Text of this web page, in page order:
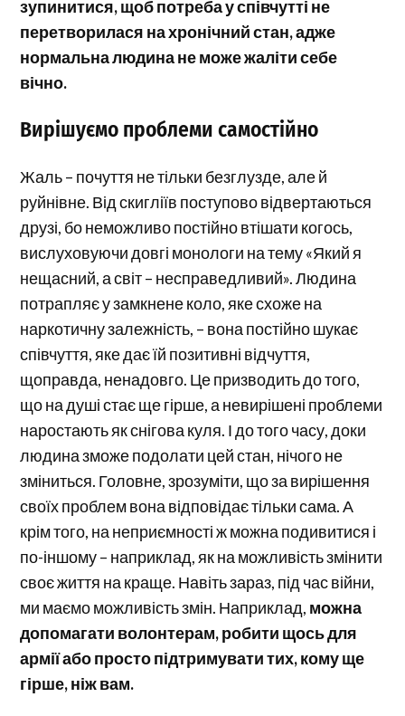
зупинитися, щоб потреба у співчутті не
перетворилася на хронічний стан, адже
нормальна людина не може жаліти себе
вічно.
Вирішуємо проблеми самостійно
Жаль – почуття не тільки безглузде, але й
руйнівне. Від скигліїв поступово відвертаються
друзі, бо неможливо постійно втішати когось,
вислуховуючи довгі монологи на тему «Який я
нещасний, а світ – несправедливий». Людина
потрапляє у замкнене коло, яке схоже на
наркотичну залежність, – вона постійно шукає
співчуття, яке дає їй позитивні відчуття,
щоправда, ненадовго. Це призводить до того,
що на душі стає ще гірше, а невирішені проблеми
наростають як снігова куля. І до того часу, доки
людина зможе подолати цей стан, нічого не
зміниться. Головне, зрозуміти, що за вирішення
своїх проблем вона відповідає тільки сама. А
крім того, на неприємності ж можна подивитися і
по-іншому – наприклад, як на можливість змінити
своє життя на краще. Навіть зараз, під час війни,
ми маємо можливість змін. Наприклад, можна
допомагати волонтерам, робити щось для
армії або просто підтримувати тих, кому ще
гірше, ніж вам.